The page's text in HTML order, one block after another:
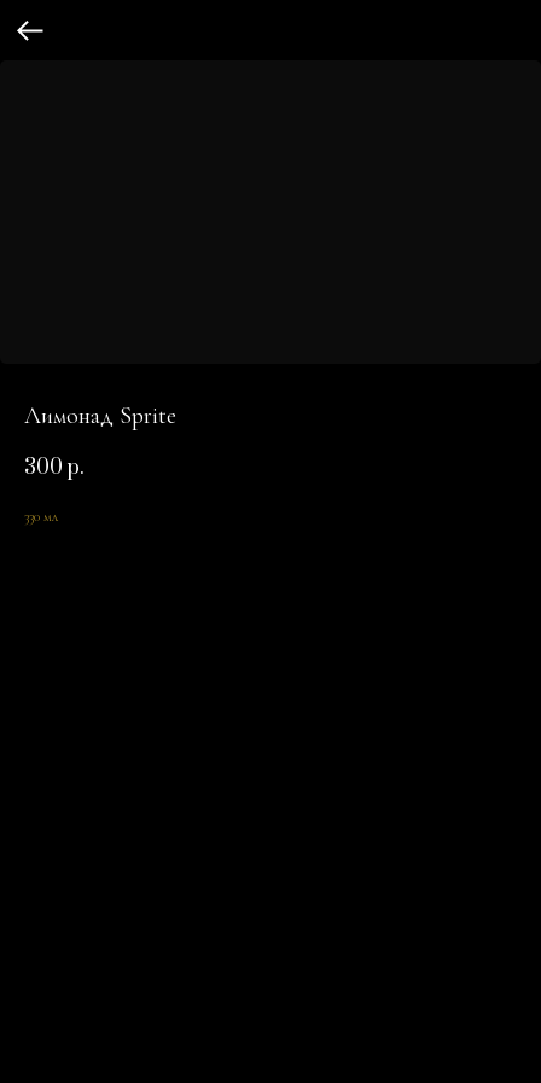
Лимонад Sprite
300 р.
330 мл